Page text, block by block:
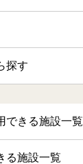
探す
できる施設一覧
る施設一覧